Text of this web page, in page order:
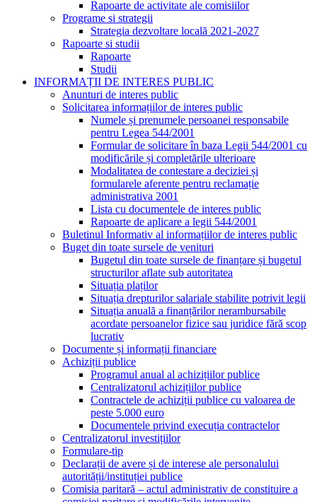
Rapoarte de activitate ale comisiilor
Programe si strategii
Strategia dezvoltare locală 2021-2027
Rapoarte si studii
Rapoarte
Studii
INFORMAȚII DE INTERES PUBLIC
Anunturi de interes public
Solicitarea informațiilor de interes public
Numele și prenumele persoanei responsabile
pentru Legea 544/2001
Formular de solicitare în baza Legii 544/2001 cu
modificările și completările ulterioare
Modalitatea de contestare a deciziei și
formularele aferente pentru reclamație
administrativa 2001
Lista cu documentele de interes public
Rapoarte de aplicare a legii 544/2001
Buletinul Informativ al informațiilor de interes public
Buget din toate sursele de venituri
Bugetul din toate sursele de finanțare și bugetul
structurilor aflate sub autoritatea
Situația plaților
Situația drepturilor salariale stabilite potrivit legii
Situația anuală a finanțărilor nerambursabile
acordate persoanelor fizice sau juridice fără scop
lucrativ
Documente și informații financiare
Achiziții publice
Programul anual al achizițiilor publice
Centralizatorul achizițiilor publice
Contractele de achiziții publice cu valoarea de
peste 5.000 euro
Documentele privind execuția contractelor
Centralizatorul investițiilor
Formulare-tip
Declarații de avere și de interese ale personalului
autorității/instituției publice
Comisia paritară – actul administrativ de constituire a